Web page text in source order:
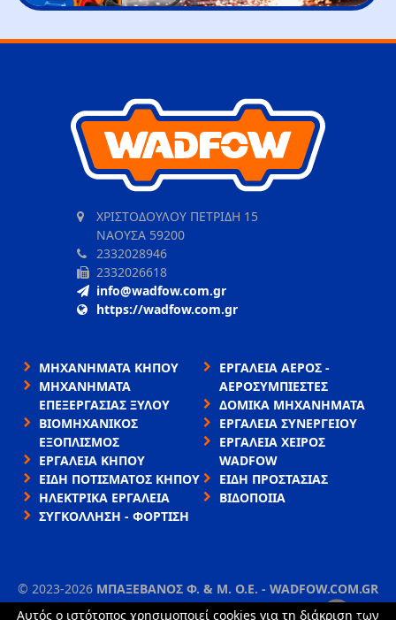
ΧΡΙΣΤΟΔΟΥΛΟΥ ΠΕΤΡΙΔΗ 15
ΝΑΟΥΣΑ 59200
2332028946
2332026618
info@wadfow.com.gr
https://wadfow.com.gr
ΜΗΧΑΝΗΜΑΤΑ ΚΗΠΟΥ
ΜΗΧΑΝΗΜΑΤΑ
ΕΠΕΞΕΡΓΑΣΙΑΣ ΞΥΛΟΥ
ΒΙΟΜΗΧΑΝΙΚΟΣ
ΕΞΟΠΛΙΣΜΟΣ
ΕΡΓΑΛΕΙΑ ΚΗΠΟΥ
ΕΙΔΗ ΠΟΤΙΣΜΑΤΟΣ ΚΗΠΟΥ
ΗΛΕΚΤΡΙΚΑ ΕΡΓΑΛΕΙΑ
ΣΥΓΚΟΛΛΗΣΗ - ΦΟΡΤΙΣΗ
ΕΡΓΑΛΕΙΑ ΑΕΡΟΣ -
ΑΕΡΟΣΥΜΠΙΕΣΤΕΣ
ΔΟΜΙΚΑ ΜΗΧΑΝΗΜΑΤΑ
ΕΡΓΑΛΕΙΑ ΣΥΝΕΡΓΕΙΟΥ
ΕΡΓΑΛΕΙΑ ΧΕΙΡΟΣ
WADFOW
ΕΙΔΗ ΠΡΟΣΤΑΣΙΑΣ
ΒΙΔΟΠΟΙΙΑ
© 2023-2026 ΜΠΑΞΕΒΑΝΟΣ Φ. & Μ. Ο.Ε. - WADFOW.COM.GR
ΌΡΟΙ ΧΡΉΣΗΣ•ΠΟΛΙΤΙΚΉ ΑΠΟΡΡΉΤΟΥ•ΧΡΉΣΗ COOKIES
Αυτός ο ιστότοπος χρησιμοποιεί cookies για τη διάκριση των